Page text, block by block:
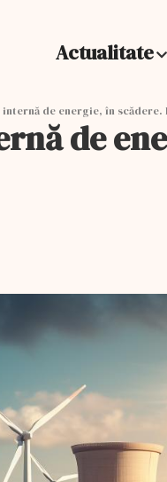
Actualitate
de energie, în
de